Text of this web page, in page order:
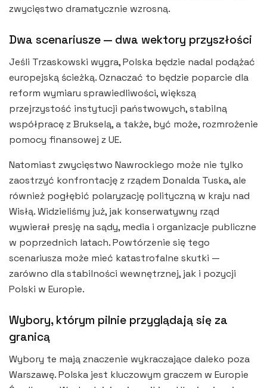
zwycięstwo dramatycznie wzrosną.
Dwa scenariusze — dwa wektory przyszłości
Jeśli Trzaskowski wygra, Polska będzie nadal podążać
europejską ścieżką. Oznaczać to będzie poparcie dla
reform wymiaru sprawiedliwości, większą
przejrzystość instytucji państwowych, stabilną
współpracę z Brukselą, a także, być może, rozmrożenie
pomocy finansowej z UE.
Natomiast zwycięstwo Nawrockiego może nie tylko
zaostrzyć konfrontację z rządem Donalda Tuska, ale
również pogłębić polaryzację polityczną w kraju nad
Wisłą. Widzieliśmy już, jak konserwatywny rząd
wywierał presję na sądy, media i organizacje publiczne
w poprzednich latach. Powtórzenie się tego
scenariusza może mieć katastrofalne skutki —
zarówno dla stabilności wewnętrznej, jak i pozycji
Polski w Europie.
Wybory, którym pilnie przyglądają się za
granicą
Wybory te mają znaczenie wykraczające daleko poza
Warszawę. Polska jest kluczowym graczem w Europie